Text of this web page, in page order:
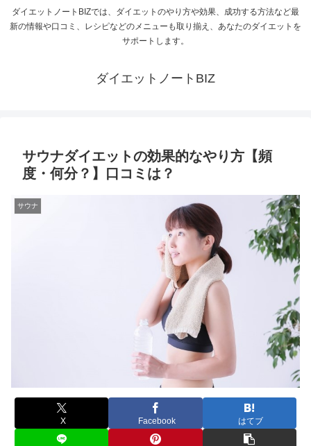
ダイエットノートBIZでは、ダイエットのやり方や効果、成功する方法など最
新の情報や口コミ、レシピなどのメニューも取り揃え、あなたのダイエットを
サポートします。
ダイエットノートBIZ
サウナダイエットの効果的なやり方【頻
度・何分？】口コミは？
サウナ
X Facebook はてブ